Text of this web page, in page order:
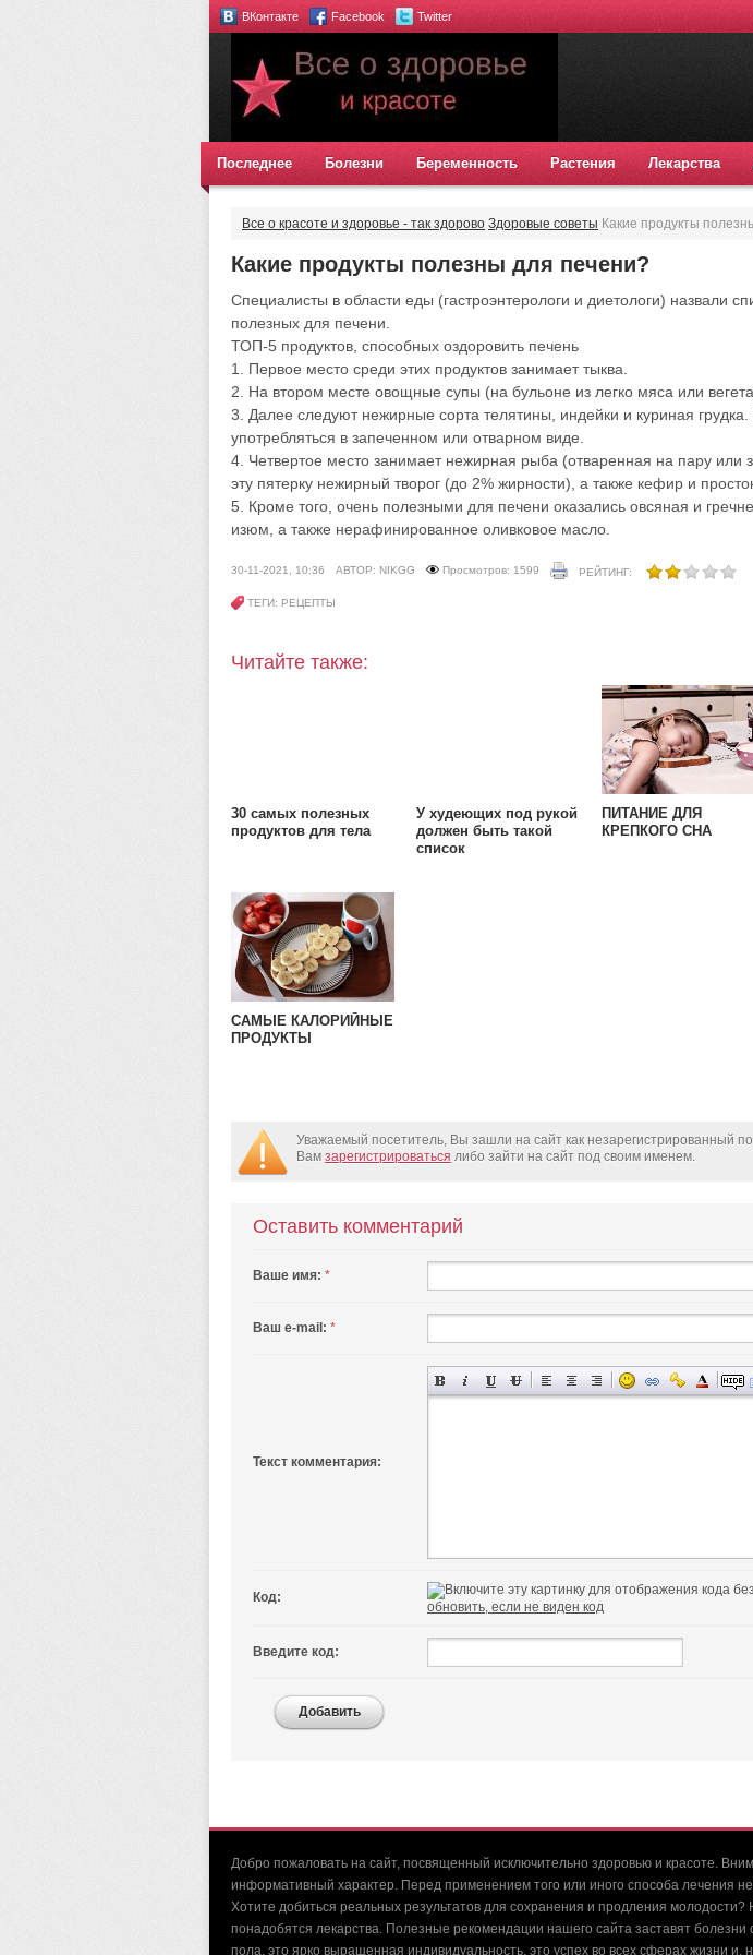
ВКонтакте Facebook Twitter
Последнее Болезни Беременность Растения Лекарства
Все о красоте и здоровье - так здорово Здоровые советы Какие продукты
Какие продукты полезны для печени?
Специалисты в области еды (гастроэнтерологи и диетологи) назвали
полезных для печени.
ТОП-5 продуктов, способных оздоровить печень
1. Первое место среди этих продуктов занимает тыква.
2. На втором месте овощные супы (на бульоне из легко мяса или
3. Далее следуют нежирные сорта телятины, индейки и куриная
употребляться в запеченном или отварном виде.
4. Четвертое место занимает нежирная рыба (отваренная на пару или
эту пятерку нежирный творог (до 2% жирности), а также кефир и
5. Кроме того, очень полезными для печени оказались овсяная и
изюм, а также нерафинированное оливковое масло.
30-11-2021, 10:36 АВТОР: NIKGG Просмотров: 1599 РЕЙТИНГ:
ТЕГИ: РЕЦЕПТЫ
Читайте также:
30 самых полезных
продуктов для тела
У худеющих под рукой
должен быть такой
список
ПИТАНИЕ ДЛЯ
КРЕПКОГО СНА
САМЫЕ КАЛОРИЙНЫЕ
ПРОДУКТЫ
Уважаемый посетитель, Вы зашли на сайт как незарегистрированный
Вам зарегистрироваться либо зайти на сайт под своим именем.
Оставить комментарий
Ваше имя: *
Ваш e-mail: *
Текст комментария:
Код:
обновить, если не виден код
Введите код:
Добавить
Добро пожаловать на сайт, посвященный исключительно здоровью и красоте.
информативный характер. Перед применением того или иного способа лечения
Хотите добиться реальных результатов для сохранения и продления
понадобятся лекарства. Полезные рекомендации нашего сайта заставят болезни
пола, это ярко выращенная индивидуальность, это успех во всех сферах жизни